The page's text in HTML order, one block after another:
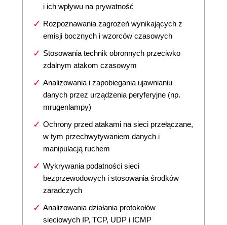
i ich wpływu na prywatność
Rozpoznawania zagrożeń wynikających z
emisji bocznych i wzorców czasowych
Stosowania technik obronnych przeciwko
zdalnym atakom czasowym
Analizowania i zapobiegania ujawnianiu
danych przez urządzenia peryferyjne (np.
mrugenlampy)
Ochrony przed atakami na sieci przełączane,
w tym przechwytywaniem danych i
manipulacją ruchem
Wykrywania podatności sieci
bezprzewodowych i stosowania środków
zaradczych
Analizowania działania protokołów
sieciowych IP, TCP, UDP i ICMP